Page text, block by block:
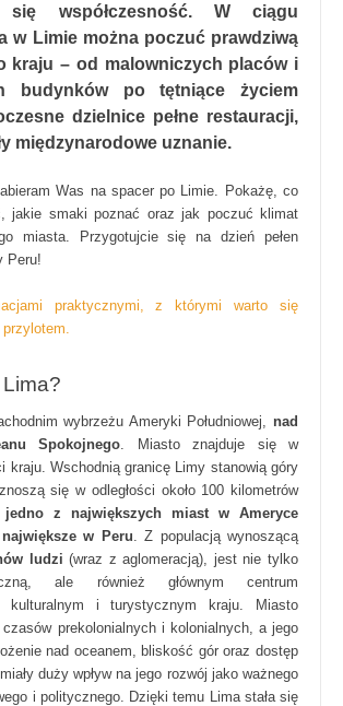
się współczesność. W ciągu
w Limie można poczuć prawdziwą
kraju – od malowniczych placów i
budynków po tętniące życiem
dzielnice pełne restauracji,
międzynarodowe uznanie.
Was na spacer po Limie. Pokażę, co
jakie smaki poznać oraz jak poczuć klimat
miasta. Przygotujcie się na dzień pełen
Peru!
praktycznymi, z którymi warto się
wybrzeżu Ameryki Południowej, nad
Spokojnego . Miasto znajduje się w
kraju. Wschodnią granicę Limy stanowią góry
się w odległości około 100 kilometrów
jedno z największych miast w Ameryce
w Peru . Z populacją wynoszącą
ludzi (wraz z aglomeracją), jest nie tylko
ale również głównym centrum
kulturalnym i turystycznym kraju. Miasto
czasów prekolonialnych i kolonialnych, a jego
nad oceanem, bliskość gór oraz dostęp
duży wpływ na jego rozwój jako ważnego
i politycznego. Dzięki temu Lima stała się